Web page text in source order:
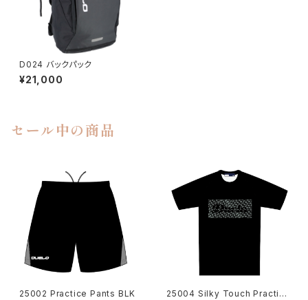
D024 バックパック
¥21,000
セール中の商品
25002 Practice Pants BLK
25004 Silky Touch Practic